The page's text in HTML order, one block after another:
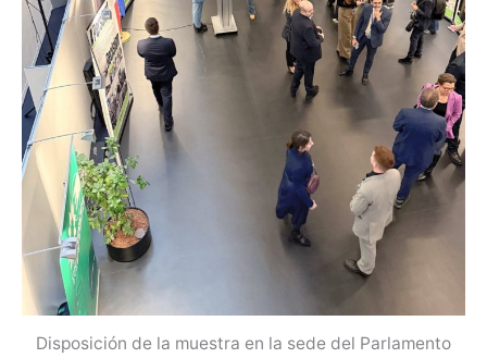
Disposición de la muestra en la sede del Parlamento